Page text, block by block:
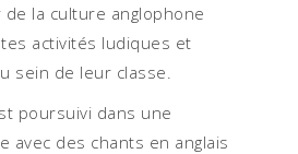
la culture anglophone
activités ludiques et
sein de leur classe.
poursuivi dans une
avec des chants en anglais